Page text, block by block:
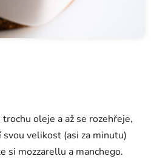
oleje a až se rozehřeje,
velikost (asi za minutu)
si mozzarellu a manchego.